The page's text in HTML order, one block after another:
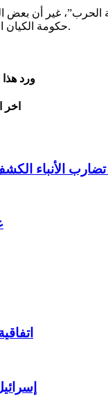
غير أن بعض
حكومة الكيان الإسرائيلي الحالية بقيادة مجرم الحرب المطلوب لمحكمة الجنايات الدولية، نتنياهو.
ورد
اخر
تضارب الأنباء